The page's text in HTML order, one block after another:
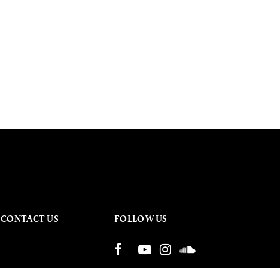
CONTACT US FOLLOW US